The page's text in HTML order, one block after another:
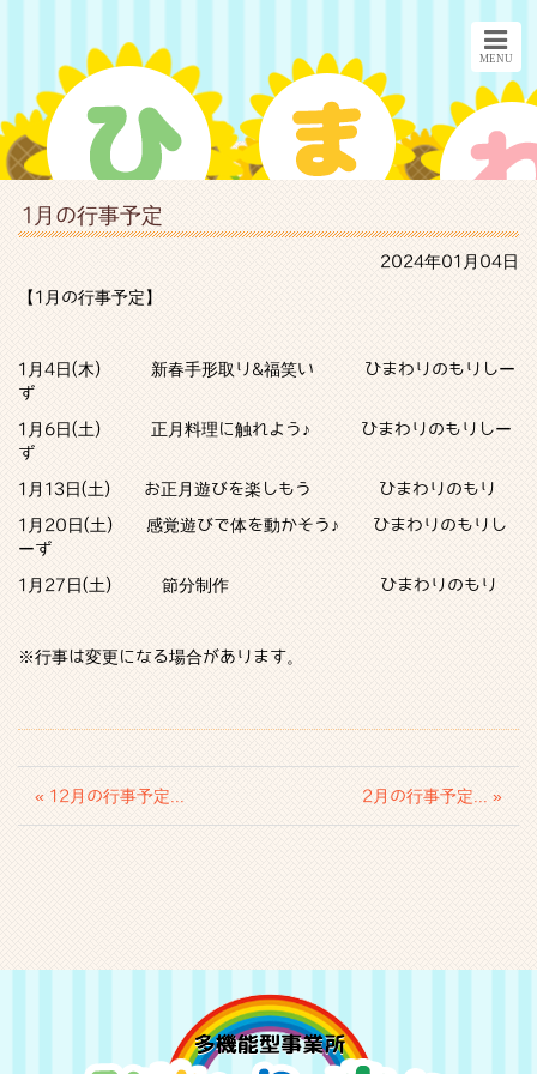
1月の行事予定
2024年01月04日
【1月の行事予定】
1月4日(木) 新春手形取り&福笑い ひまわりのもりしー
ず
1月6日(土) 正月料理に触れよう♪ ひまわりのもりしー
ず
1月13日(土) お正月遊びを楽しもう ひまわりのもり
1月20日(土) 感覚遊びで体を動かそう♪ ひまわりのもりし
ーず
1月27日(土) 節分制作 ひまわりのもり
※行事は変更になる場合があります。
« 12月の行事予定... 2月の行事予定... »